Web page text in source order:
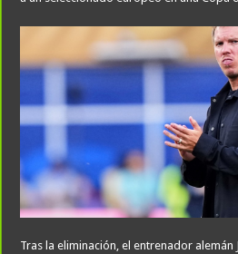
Tras la eliminación, el entrenador alemán